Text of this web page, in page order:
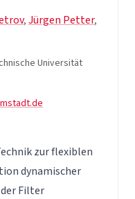
,Jürgen Petter,
Universität
zur flexiblen
dynamischer
Filter